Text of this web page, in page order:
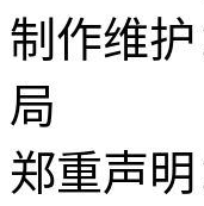
制作维
局
郑重声